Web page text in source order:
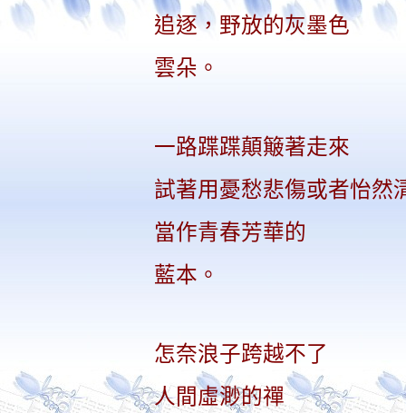
追逐，野放的灰墨色
雲朵。
一路蹀蹀顛簸著走來
試著用憂愁悲傷或者怡然
當作青春芳華的
藍本。
怎奈浪子跨越不了
人間 虛渺的禪